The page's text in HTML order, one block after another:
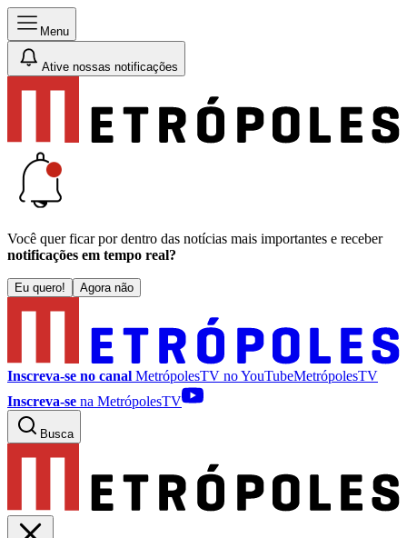
Menu
Ative nossas notificações
Você quer ficar por dentro das notícias mais importantes e receber
notificações em tempo real?
Eu quero! Agora não
Inscreva-se no canal MetrópolesTV noYouTubeMetrópolesTV
Inscreva-se na MetrópolesTV
Busca